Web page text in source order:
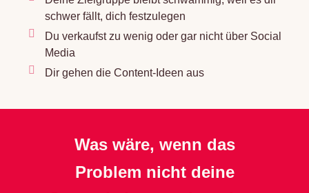
schwer fällt, dich festzulegen
Du verkaufst zu wenig oder gar nicht über Social
Media
Dir gehen die Content-Ideen aus
Was wäre, wenn das
Problem nicht deine